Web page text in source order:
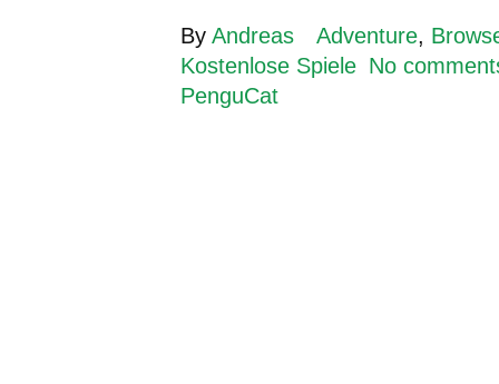
By Andreas Adventure,
Kostenlose Spiele No
PenguCat